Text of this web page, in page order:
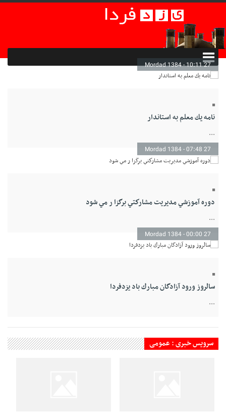
27 Mordad 1384 - 10:11
نامه يك معلم به استاندار
...
27 Mordad 1384 - 07:48
دوره آموزشي مديريت مشاركتي برگزا ر مي شود
...
27 Mordad 1384 - 00:00
سالروز ورود آزادگان مبارك باد يزدفردا
...
سرویس خبری : عمومی